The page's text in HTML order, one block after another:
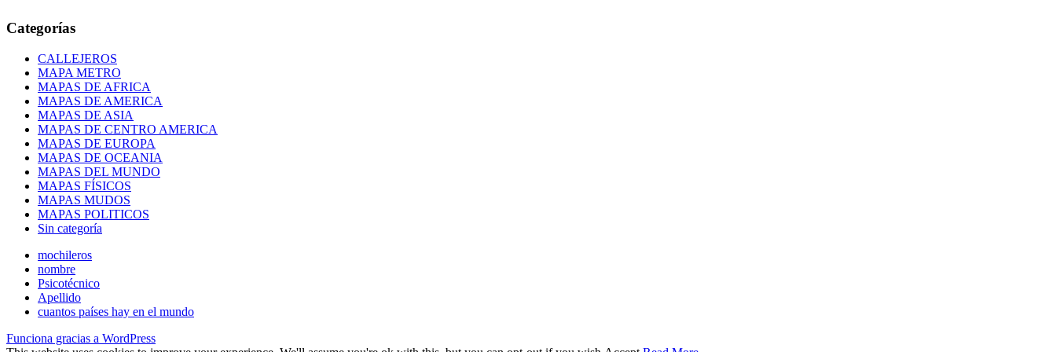
Categorías
CALLEJEROS
MAPA METRO
MAPAS DE AFRICA
MAPAS DE AMERICA
MAPAS DE ASIA
MAPAS DE CENTRO AMERICA
MAPAS DE EUROPA
MAPAS DE OCEANIA
MAPAS DEL MUNDO
MAPAS FÍSICOS
MAPAS MUDOS
MAPAS POLITICOS
Sin categoría
mochileros
nombre
Psicotécnico
Apellido
cuantos países hay en el mundo
Funciona gracias a WordPress